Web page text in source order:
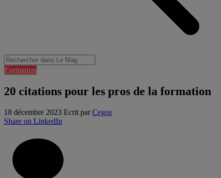
Formation
20 citations pour les pros de la formation
18 décembre 2023 Ecrit parCegos
Share on LinkedIn